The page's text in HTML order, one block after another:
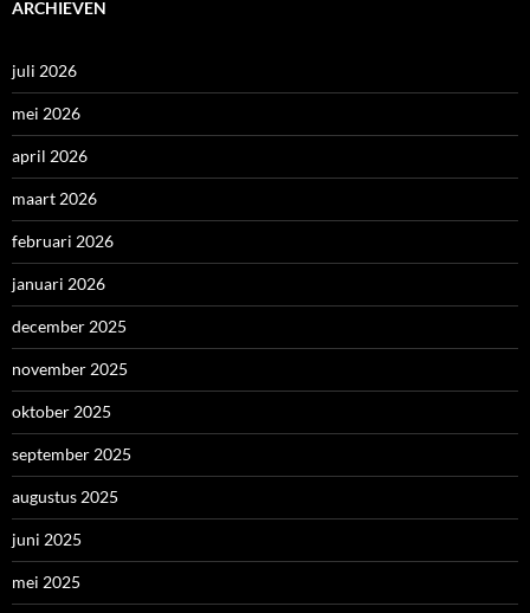
ARCHIEVEN
juli 2026
mei 2026
april 2026
maart 2026
februari 2026
januari 2026
december 2025
november 2025
oktober 2025
september 2025
augustus 2025
juni 2025
mei 2025